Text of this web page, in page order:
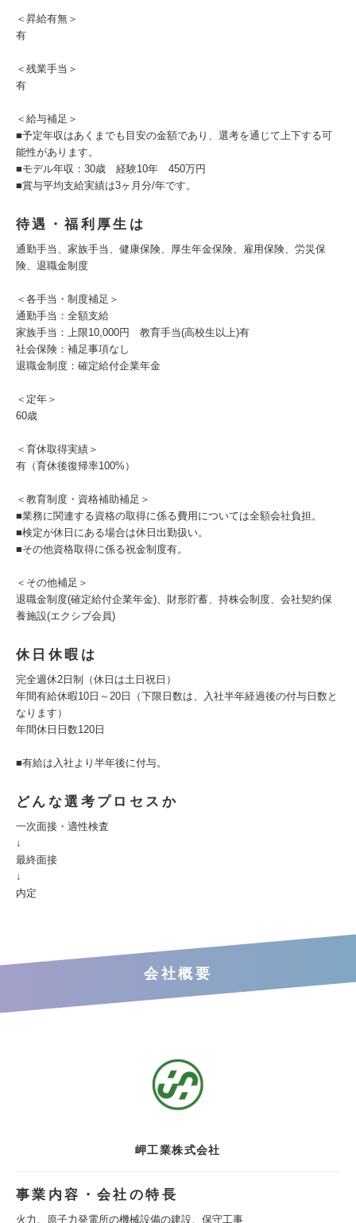
＜昇給有無＞
有
＜残業手当＞
有
＜給与補足＞
■予定年収はあくまでも目安の金額であり、選考を通じて上下する可
能性があります。
■モデル年収：30歳 経験10年 450万円
■賞与平均支給実績は3ヶ月分/年です。
待遇・福利厚生は
通勤手当、家族手当、健康保険、厚生年金保険、雇用保険、労災保
険、退職金制度
＜各手当・制度補足＞
通勤手当：全額支給
家族手当：上限10,000円 教育手当(高校生以上)有
社会保険：補足事項なし
退職金制度：確定給付企業年金
＜定年＞
60歳
＜育休取得実績＞
有（育休後復帰率100%）
＜教育制度・資格補助補足＞
■業務に関連する資格の取得に係る費用については全額会社負担。
■検定が休日にある場合は休日出勤扱い。
■その他資格取得に係る祝金制度有。
＜その他補足＞
退職金制度(確定給付企業年金)、財形貯蓄、持株会制度、会社契約保
養施設(エクシブ会員)
休日休暇は
完全週休2日制（休日は土日祝日）
年間有給休暇10日～20日（下限日数は、入社半年経過後の付与日数と
なります）
年間休日日数120日
■有給は入社より半年後に付与。
どんな選考プロセスか
一次面接・適性検査
↓
最終面接
↓
内定
会社概要
岬工業株式会社
事業内容・会社の特長
火力、原子力発電所の機械設備の建設、保守工事